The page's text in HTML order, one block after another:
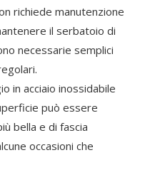
richiede manutenzione
il serbatoio di
necessarie semplici
in acciaio inossidabile
può essere
bella e di fascia
occasioni che